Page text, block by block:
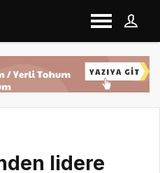
lidere